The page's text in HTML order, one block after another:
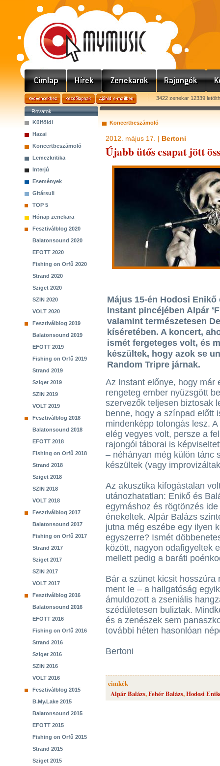
3422 zenekar 12339
Rovatok
Külföldi
Hazai
Koncertbeszámoló
Lemezkritika
Interjú
Események
Gitársuli
TOP 5
Hónap zenekara
Fesztiválblog 2020
Balatonsound 2020
EFOTT 2020
Fishing on Orfű 2020
Strand 2020
Sziget 2020
SZIN 2020
VOLT 2020
Fesztiválblog 2019
Balatonsound 2019
EFOTT 2019
Fishing on Orfű 2019
Strand 2019
Sziget 2019
SZIN 2019
VOLT 2019
Fesztiválblog 2018
Balatonsound 2018
EFOTT 2018
Fishing on Orfű 2018
Strand 2018
Sziget 2018
SZIN 2018
VOLT 2018
Fesztiválblog 2017
Balatonsound 2017
Fishing on Orfű 2017
Strand 2017
Sziget 2017
SZIN 2017
VOLT 2017
Fesztiválblog 2016
Balatonsound 2016
EFOTT 2016
Fishing on Orfű 2016
Strand 2016
Sziget 2016
SZIN 2016
VOLT 2016
Fesztiválblog 2015
B.My.Lake 2015
Balatonsound 2015
EFOTT 2015
Fishing on Orfű 2015
Strand 2015
Sziget 2015
Koncertbeszámoló
2012. május 17. | Bertoni
Újabb ütős csapat jött
Május 15-én Hodosi
Instant pincéjében Alpár
valamint természetesen
kíséretében. A koncert,
ismét fergeteges volt, és
készültek, hogy azok se
Random Tripre járnak.
Az Instant előnye, hogy már
rengeteg ember nyüzsgött
szervezők teljesen biztosak
benne, hogy a színpad előtt
mindenképp tolongás lesz.
elég vegyes volt, persze a
rajongói táborai is
– néhányan még külön tánc
készültek (vagy
Az akusztika kifogástalan
utánozhatatlan: Enikő és
egymáshoz és rögtönzés
énekeltek. Alpár Balázs
jutna még eszébe egy ilyen
egyszerre? Ismét
között, nagyon odafigyeltek
mellett pedig a baráti
Bár a szünet kicsit
ment le – a hallgatóság
ámuldozott a zseniális
szédületesen buliztak.
és a zenészek sem
további héten hasonlóan
Bertoni
cimkék
Alpár Balázs,Fehér Balázs,Hodosi